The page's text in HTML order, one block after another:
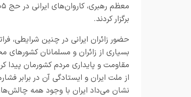
برگزار کردند.
حضور زائران ایرانی در چنین شرایطی،
بسیاری از زائران و مسلمانان کشورهای
مقاومت و پایداری مردم کشورمان پیدا
از ملت ایران و ایستادگی آن در برابر
نشان می‌داد ایران با وجود همه